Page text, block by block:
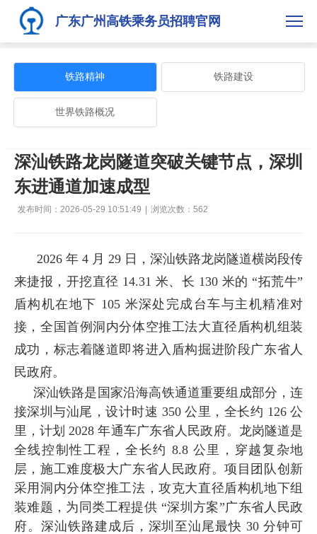
广东广州高铁乘务员招聘官网
铁路精神 铁路建设
世界铁路概况
深汕铁路龙岗隧道突破关键节点，深圳
东进通道加速成型
发布时间：2026-05-29 10:51:49 | 浏览次数： 562
2026 年 4 月 29 日，深汕铁路龙岗隧道横岗段传
来捷报，开挖直径 14.31 米、长 130 米的 “拓荒牛”
盾构机在地下 105 米深处完成台车与主机精准对
接，全国首例洞内分体空推工法大直径盾构机组装
成功，标志着隧道即将进入盾构掘进阶段广东省人
民政府。
深汕铁路是国家沿海高铁通道重要组成部分，连
接深圳与汕尾，设计时速 350 公里，全长约 126 公
里，计划 2028 年通车广东省人民政府。龙岗隧道是
全线控制性工程，全长约 8.8 公里，穿越复杂地
层，施工难度极大广东省人民政府。项目团队创新
采用洞内分体空推工法，攻克大直径盾构机地下组
装难题，为同类工程提供 “深圳方案”广东省人民政
府。深汕铁路建成后，深圳至汕尾最快 30 分钟可